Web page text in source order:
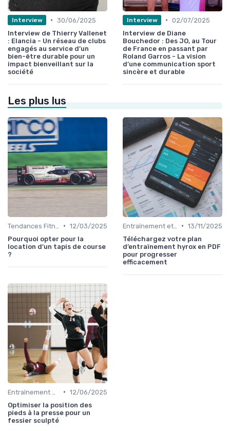
Interview • 30/06/2025
Interview de Thierry Vallenet
: Elancia - Un réseau de clubs
engagés au service d’un
bien-être durable pour un
impact bienveillant sur la
société
Interview • 02/07/2025
Interview de Diane
Bouchedor : Des JO, au Tour
de France en passant par
Roland Garros - La vision
d’une communication sport
sincère et durable
Les plus lus
• 12/03/2025
Pourquoi opter pour la
location d'un tapis de course
?
• 13/11/2025
Téléchargez votre plan
d’entraînement hyrox en PDF
pour progresser
efficacement
• 12/06/2025
Optimiser la position des
pieds à la presse pour un
fessier sculpté